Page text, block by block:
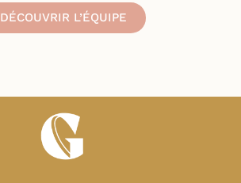
DÉCOUVRIR L’ÉQUIPE